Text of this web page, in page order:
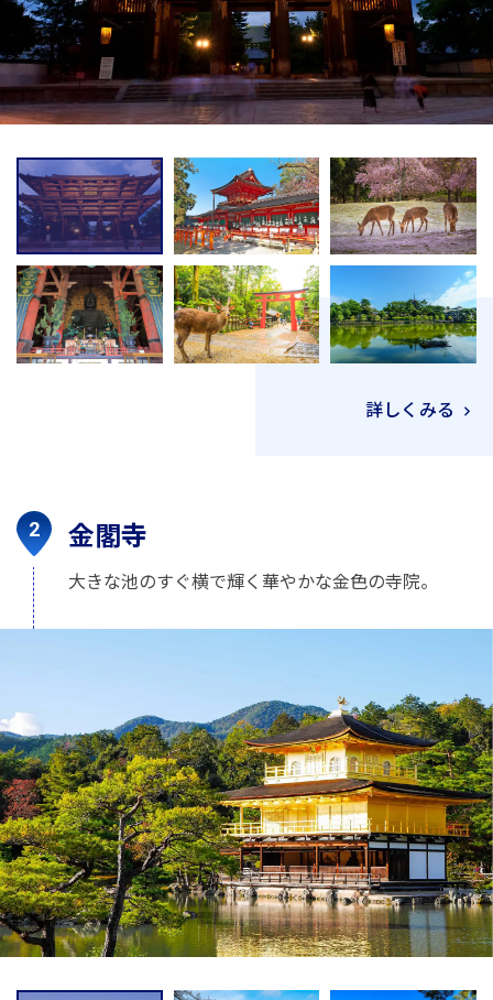
詳しくみる
金閣寺
大きな池のすぐ横で輝く華やかな金色の寺院。